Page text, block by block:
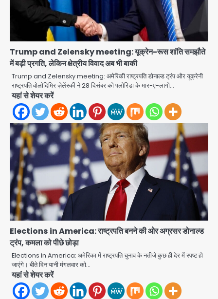
Trump and Zelensky meeting: यूक्रेन-रूस शांति समझौते
में बड़ी प्रगति, लेकिन क्षेत्रीय विवाद अब भी बाकी
Trump and Zelensky meeting: अमेरिकी राष्ट्रपति डोनाल्ड ट्रंप और यूक्रेनी
राष्ट्रपति वोलोदिमिर ज़ेलेंस्की ने 28 दिसंबर को फ्लोरिडा के मार-ए-लागो…
यहां से शेयर करें
Elections in America: राष्ट्रपति बनने की ओर अग्रसर डोनाल्ड
ट्रंप, कमला को पीछे छोड़ा
Elections in America: अमेरिका में राष्ट्रपति चुनाव के नतीजे कुछ ही देर में स्पष्ट हो
जाएंगे। बीते दिन यानी मंगलवार को…
यहां से शेयर करें
2
अब पहला स्थान हासिल करना लक्ष्य: डीएम
Team JHJ
3
28 साल बाद कानून के शिकंजे में आया हत्या का
फरार आरोपी
Team JHJ
4
डबल मर्डर का मुख्य साजिशकर्ता क्राइम ब्रांच
Team JHJ
से गिरफ्तार